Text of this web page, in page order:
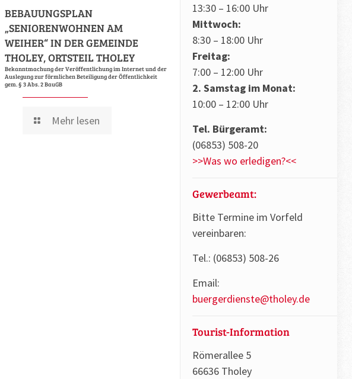
BEBAUUNGSPLAN
„SENIORENWOHNEN AM
WEIHER“ IN DER GEMEINDE
THOLEY, ORTSTEIL THOLEY
Bekanntmachung der Veröffentlichung im Internet und der
Auslegung zur förmlichen Beteiligung der Öffentlichkeit
gem. § 3 Abs. 2 BauGB
Mehr lesen
13:30 – 16:00 Uhr
Mittwoch:
8:30 – 18:00 Uhr
Freitag:
7:00 – 12:00 Uhr
2. Samstag im Monat:
10:00 – 12:00 Uhr
Tel. Bürgeramt:
(06853) 508-20
>>Was wo erledigen?<<
Gewerbeamt:
Bitte Termine im Vorfeld
vereinbaren:
Tel.: (06853) 508-26
Email:
buergerdienste@tholey.de
Tourist-Information
Römerallee 5
66636 Tholey